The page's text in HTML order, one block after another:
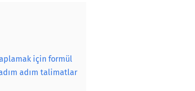
için formül
adım talimatlar